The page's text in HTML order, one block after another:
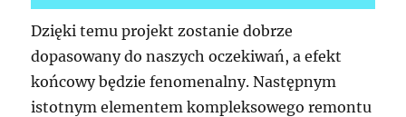
Dzięki temu projekt zostanie dobrze
dopasowany do naszych oczekiwań, a efekt
końcowy będzie fenomenalny. Następnym
istotnym elementem kompleksowego remontu